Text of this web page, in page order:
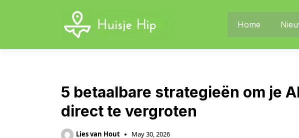
Home
5 betaalbare strategieën om je
direct te vergroten
Lies van Hout May 30, 2026